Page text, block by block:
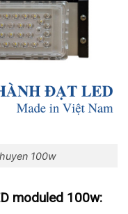
100w
moduled 100w: